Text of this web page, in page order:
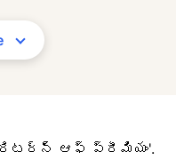
రిటర్న్ ఆఫ్ ప్రీమియం'.